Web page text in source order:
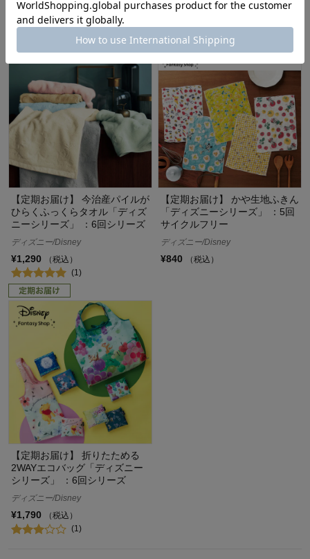
¥1,790（税込）
(16)
¥1,390
【定期お届け】 今治産パイルが
ひらくふっくらタオル「ディズ
ニーシリーズ」 ：6回シリーズ
ディズニー/Disney
¥1,290
（税込）
(1)
【定期お届け】 かや生地ふきん
「ディズニーシリーズ」 ：5回
サイクルフリー
ディズニー/Disney
¥840 （税込）
【定期お届け】 折りたためる
2WAYエコバッグ「ディズニー
シリーズ」 ：6回シリーズ
ディズニー/Disney
¥1,790
（税込）
(1)